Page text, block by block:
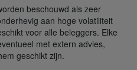
beschouwd als zeer
aan hoge volatiliteit
voor alle beleggers. Elke
met extern advies,
geschikt zijn.